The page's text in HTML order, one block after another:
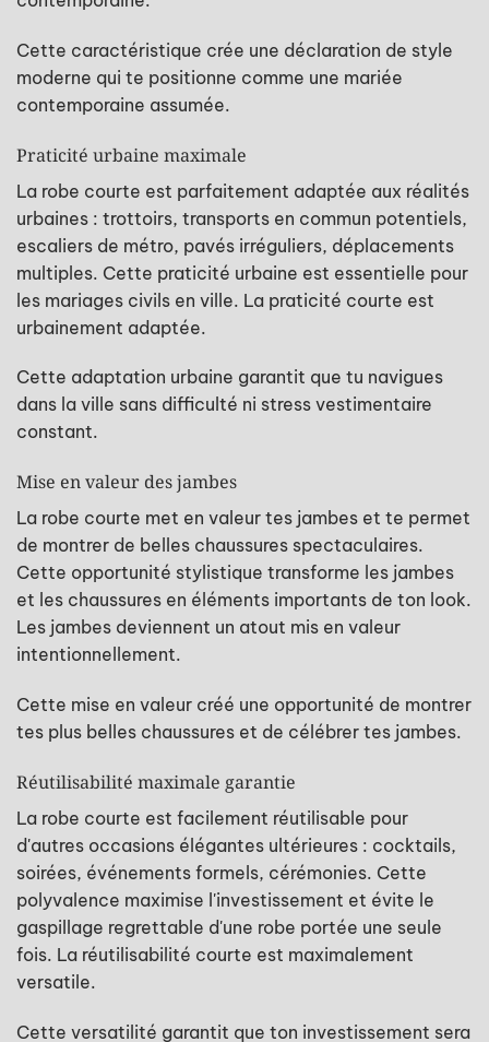
Cette caractéristique crée une déclaration de style
moderne qui te positionne comme une mariée
contemporaine assumée.
Praticité urbaine maximale
La robe courte est parfaitement adaptée aux réalités
urbaines : trottoirs, transports en commun potentiels,
escaliers de métro, pavés irréguliers, déplacements
multiples. Cette praticité urbaine est essentielle pour
les mariages civils en ville. La praticité courte est
urbainement adaptée.
Cette adaptation urbaine garantit que tu navigues
dans la ville sans difficulté ni stress vestimentaire
constant.
Mise en valeur des jambes
La robe courte met en valeur tes jambes et te permet
de montrer de belles chaussures spectaculaires.
Cette opportunité stylistique transforme les jambes
et les chaussures en éléments importants de ton look.
Les jambes deviennent un atout mis en valeur
intentionnellement.
Cette mise en valeur créé une opportunité de montrer
tes plus belles chaussures et de célébrer tes jambes.
Réutilisabilité maximale garantie
La robe courte est facilement réutilisable pour
d'autres occasions élégantes ultérieures : cocktails,
soirées, événements formels, cérémonies. Cette
polyvalence maximise l'investissement et évite le
gaspillage regrettable d'une robe portée une seule
fois. La réutilisabilité courte est maximalement
versatile.
Cette versatilité garantit que ton investissement sera